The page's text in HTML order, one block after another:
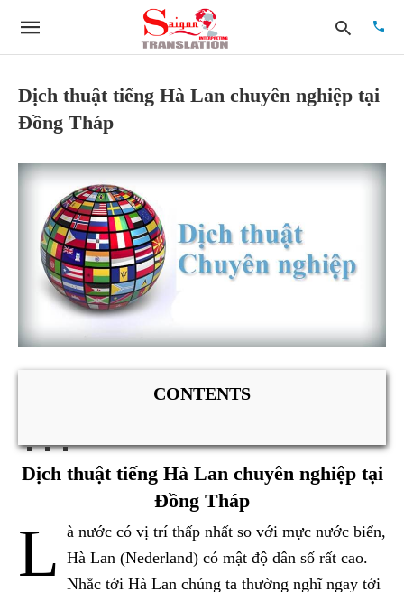
Dịch thuật tiếng Hà Lan chuyên nghiệp tại
Đồng Tháp
CONTENTS
Dịch thuật tiếng Hà Lan chuyên nghiệp tại
Đồng Tháp
L à nước có vị trí thấp nhất so với mực nước biển,
Hà Lan (Nederland) có mật độ dân số rất cao.
Nhắc tới Hà Lan chúng ta thường nghĩ ngay tới